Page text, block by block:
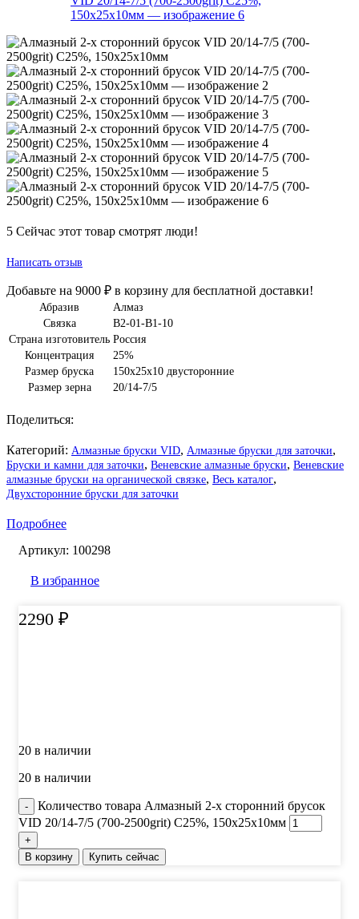
5 Сейчас этот товар смотрят люди!
Написать отзыв
Добавьте на 9000 ₽ в корзину для бесплатной доставки!
Абразив
Алмаз
Связка
B2-01-B1-10
Страна изготовитель Россия
Концентрация
25%
Размер бруска
150х25х10 двусторонние
Размер зерна
20/14-7/5
Поделиться:
Категорий: Алмазные бруски VID, Алмазные бруски для заточки,
Бруски и камни для заточки, Веневские алмазные бруски, Веневские
алмазные бруски на органической связке, Весь каталог,
Двухсторонние бруски для заточки
Подробнее
Артикул: 100298
В избранное
2290 ₽
20 в наличии
20 в наличии
Количество товара Алмазный 2-х сторонний брусок
VID 20/14-7/5 (700-2500grit) С25%, 150х25х10мм
В корзину Купить сейчас